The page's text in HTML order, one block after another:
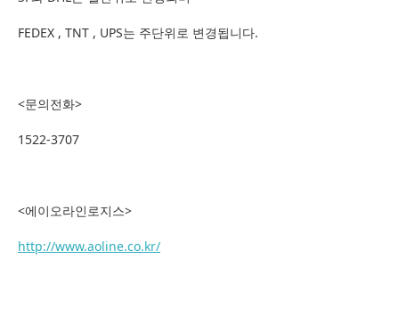
FEDEX , TNT , UPS는 주단위로 변경됩니다.
<문의전화>
1522-3707
<에이오라인로지스>
http://www.aoline.co.kr/